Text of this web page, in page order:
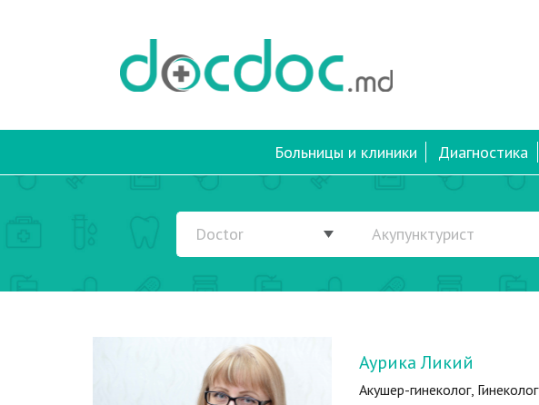
Больницы и клиники Диагностика
Аурика Ликий
Акушер-гинеколог, Гинеколог